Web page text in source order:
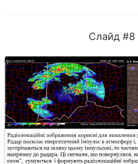
Слайд #8